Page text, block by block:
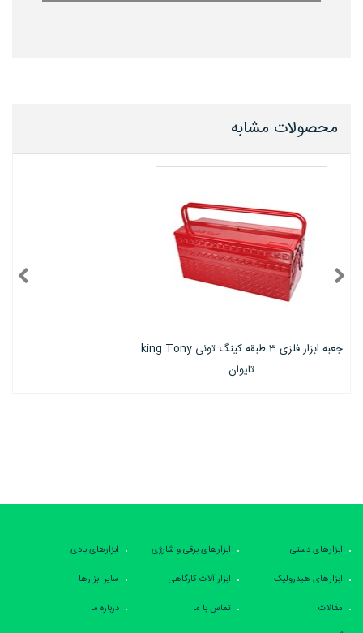
محصولات مشابه
ابزارهای دستی ابزارهای برقی و شارژی
ابزارهای بادی
ابزارهای هیدرولیک
ابزار آلات کارگاهی
سایر ابزارها
مقالات
تماس با ما
درباره ما